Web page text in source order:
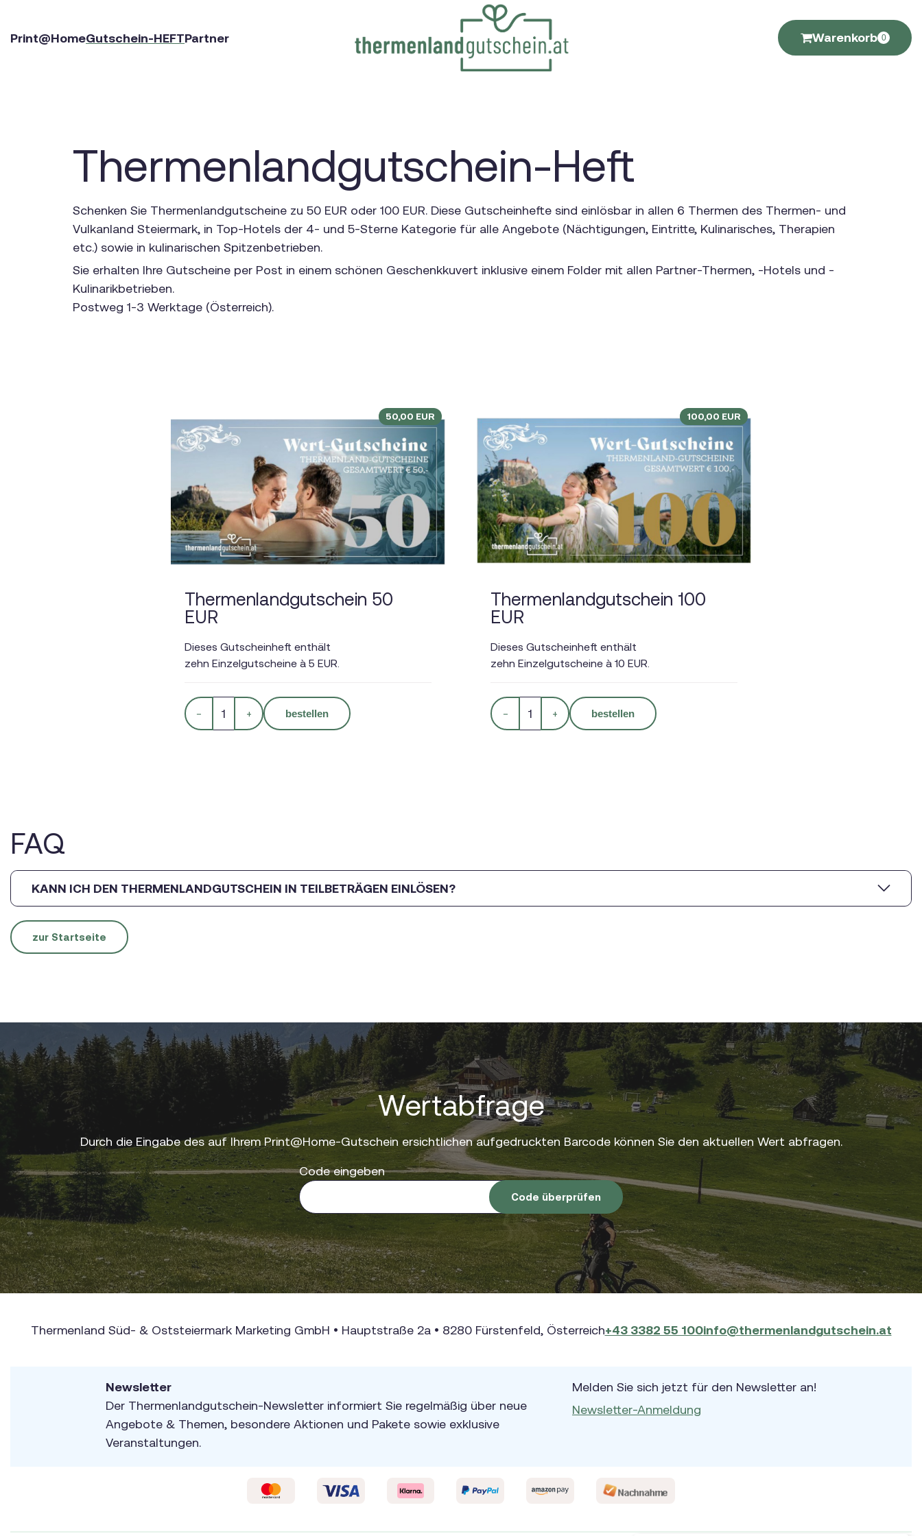
Print@HomeGutschein-HEFTPartner Warenkorb 0
Thermenlandgutschein-Heft
Schenken Sie Thermenlandgutscheine zu 50 EUR oder 100 EUR. Diese Gutscheinhefte sind einlösbar in allen 6 Thermen des Thermen- und
Vulkanland Steiermark, in Top-Hotels der 4- und 5-Sterne Kategorie für alle Angebote (Nächtigungen, Eintritte, Kulinarisches, Therapien
etc.) sowie in kulinarischen Spitzenbetrieben.
Sie erhalten Ihre Gutscheine per Post in einem schönen Geschenkkuvert inklusive einem Folder mit allen Partner-Thermen, -Hotels und -
Kulinarikbetrieben.
Postweg 1-3 Werktage (Österreich).
50,00 EUR
Thermenlandgutschein 50
EUR
Dieses Gutscheinheft enthält
zehn Einzelgutscheine à 5 EUR.
− + bestellen
100,00 EUR
Thermenlandgutschein 100
EUR
Dieses Gutscheinheft enthält
zehn Einzelgutscheine à 10 EUR.
− + bestellen
FAQ
KANN ICH DEN THERMENLANDGUTSCHEIN IN TEILBETRÄGEN EINLÖSEN?
zur Startseite
Wertabfrage
Durch die Eingabe des auf Ihrem Print@Home-Gutschein ersichtlichen aufgedruckten Barcode können Sie den aktuellen Wert abfragen.
Code eingeben
Code überprüfen
Thermenland Süd- & Oststeiermark Marketing GmbH • Hauptstraße 2a • 8280 Fürstenfeld, Österreich+43 3382 55 100info@thermenlandgutschein.at
Newsletter
Der Thermenlandgutschein-Newsletter informiert Sie regelmäßig über neue
Angebote & Themen, besondere Aktionen und Pakete sowie exklusive
Veranstaltungen.
Melden Sie sich jetzt für den Newsletter an!
Newsletter-Anmeldung